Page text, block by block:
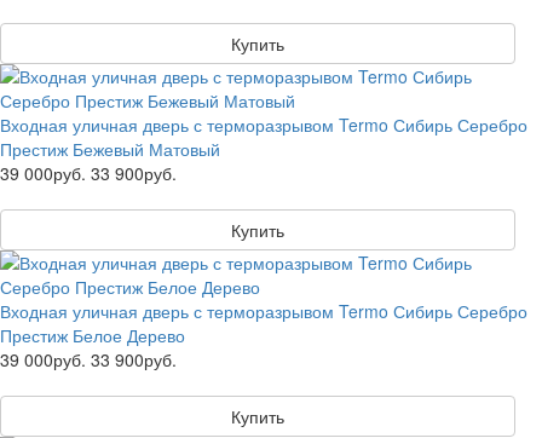
Купить
Входная уличная дверь с терморазрывом Termo Сибирь Серебро
Престиж Бежевый Матовый
39 000руб. 33 900руб.
Купить
Входная уличная дверь с терморазрывом Termo Сибирь Серебро
Престиж Белое Дерево
39 000руб. 33 900руб.
Купить